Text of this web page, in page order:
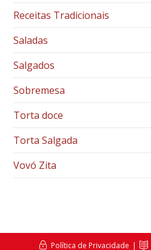
Receitas Tradicionais
Saladas
Salgados
Sobremesa
Torta doce
Torta Salgada
Vovó Zita
Política de Privacidade